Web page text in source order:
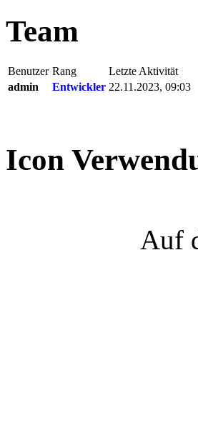
Team
Benutzer Rang
Letzte Aktivität
admin
Entwickler 22.11.2023, 09:03
Icon
Auf